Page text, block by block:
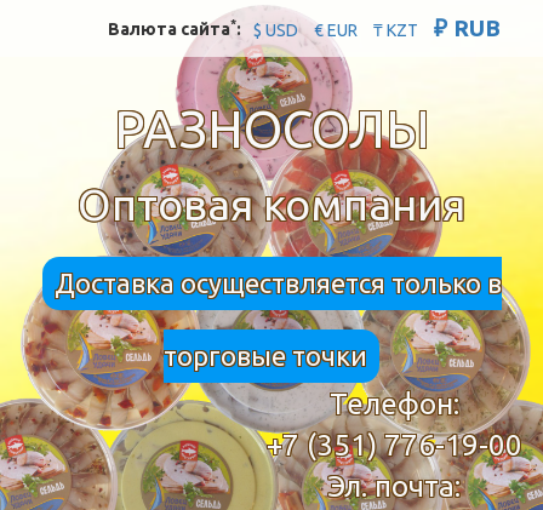
$ USD € EUR ₸ KZT ₽ RUB
Валюта сайта*:
РАЗНОСОЛЫ
Оптовая компания
Доставка осуществляется только в
торговые точки
Телефон:
+7 (351) 776-19-00
Эл. почта: